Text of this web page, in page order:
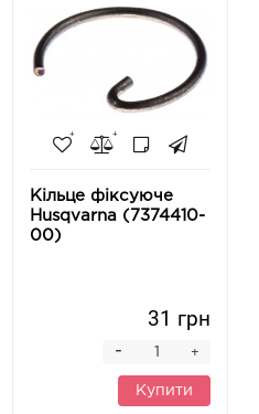
Кільце фіксуюче
Husqvarna (7374410-
00)
31 грн
+
-
Купити